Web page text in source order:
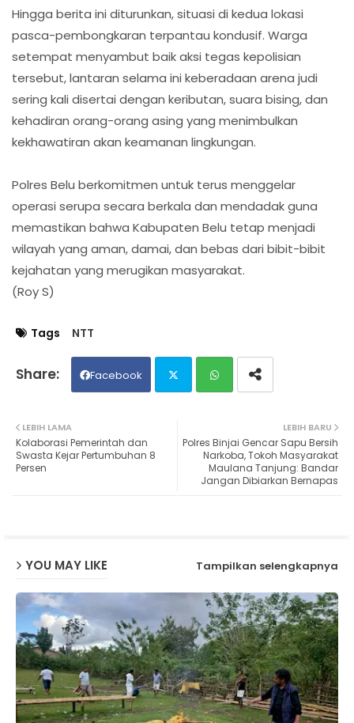
Hingga berita ini diturunkan, situasi di kedua lokasi
pasca-pembongkaran terpantau kondusif. Warga
setempat menyambut baik aksi tegas kepolisian
tersebut, lantaran selama ini keberadaan arena judi
sering kali disertai dengan keributan, suara bising, dan
kehadiran orang-orang asing yang menimbulkan
kekhawatiran akan keamanan lingkungan.
Polres Belu berkomitmen untuk terus menggelar
operasi serupa secara berkala dan mendadak guna
memastikan bahwa Kabupaten Belu tetap menjadi
wilayah yang aman, damai, dan bebas dari bibit-bibit
kejahatan yang merugikan masyarakat.
(Roy S)
Tags NTT
Facebook
ats
ap
LEBIH BARU
Polres Binjai Gencar Sapu Bersih
Narkoba, Tokoh Masyarakat
Maulana Tanjung: Bandar
Jangan Dibiarkan Bernapas
LEBIH LAMA
Kolaborasi Pemerintah dan
Swasta Kejar Pertumbuhan 8
Persen
YOU MAY LIKE Tampilkan selengkapnya